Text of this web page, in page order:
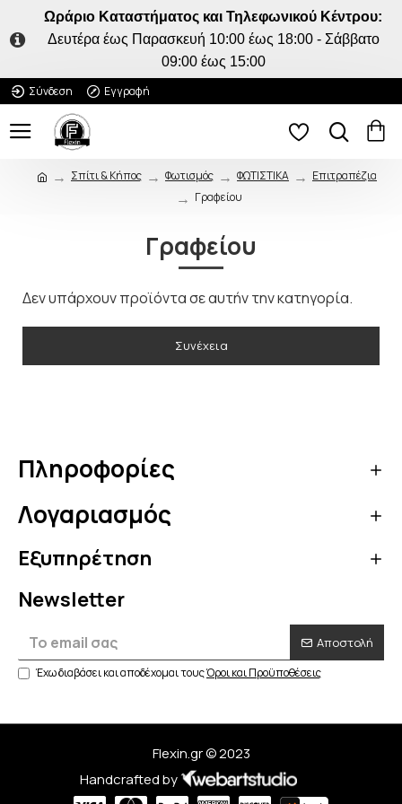
ΠΟΥ ΠΑΣ;
5% ΕΚΠΤΩΣΗ
Κάνε την πρώτη σου
Ωράριο Καταστήματος και Τηλεφωνικού Κέντρου:
Δευτέρα έως Παρασκευή 10:00 έως 18:00 - Σάββατο
09:00 έως 15:00
Σύνδεση
Εγγραφή
Σπίτι & Κήπος Φωτισμός ΦΩΤΙΣΤΙΚΑ
Επιτραπέζια
Γραφείου
Γραφείου
Δεν υπάρχουν προϊόντα σε αυτήν την κατηγορία.
Συνέχεια
Πληροφορίες
Λογαριασμός
Εξυπηρέτηση
Newsletter
Αποστολή
Έχω διαβάσει και αποδέχομαι τουςΌροι και Προϋποθέσεις
Flexin.gr © 2023
Handcrafted by